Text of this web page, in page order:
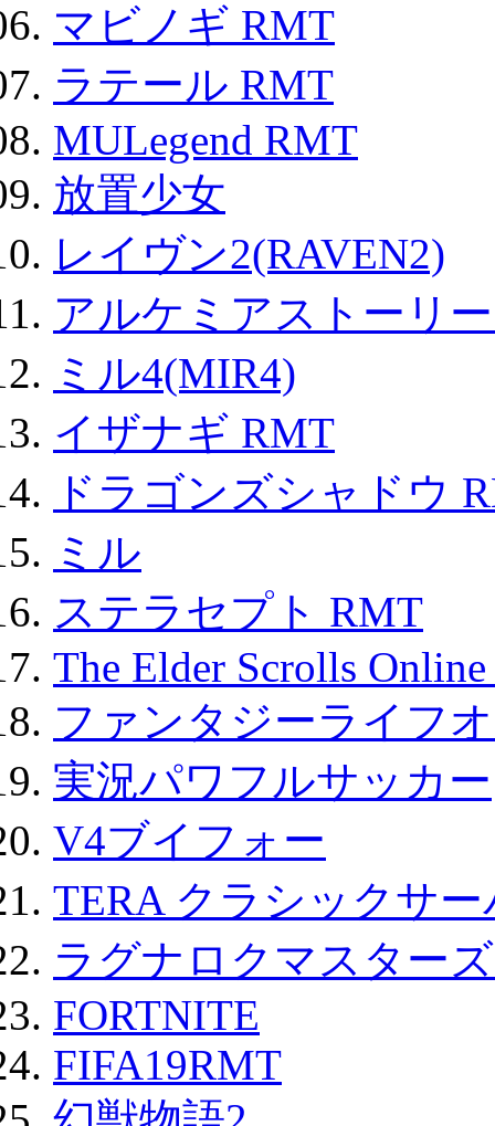
マビノギ RMT
ラテール RMT
MULegend RMT
放置少女
レイヴン2(RAVEN2)
アルケミアストーリ
ミル4(MIR4)
イザナギ RMT
ドラゴンズシャドウ
ミル
ステラセプト RMT
The Elder Scrolls
ファンタジーライフ
実況パワフルサッカー
V4ブイフォー
TERA クラシックサ
ラグナロクマスター
FORTNITE
FIFA19RMT